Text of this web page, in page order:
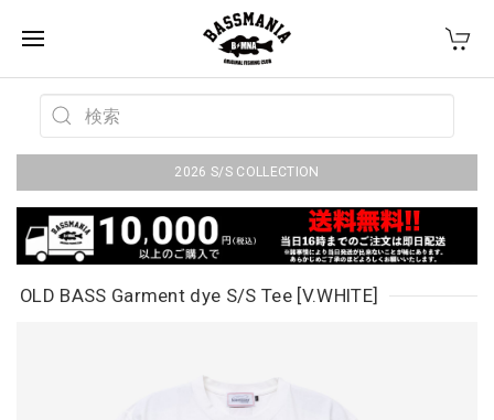
2026 S/S COLLECTION
OLD BASS Garment dye S/S Tee [V.WHITE]